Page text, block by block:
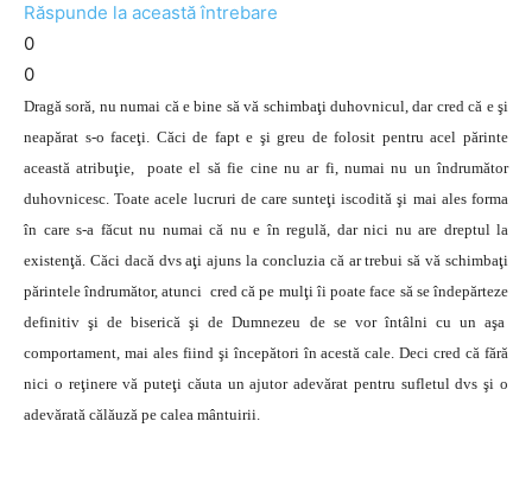
Răspunde la această întrebare
0
0
Dragă soră, nu numai că e bine să vă schimbaţi duhovnicul, dar cred că e şi
neapărat s-o faceţi. Căci de fapt e şi greu de folosit pentru acel părinte
această atribuţie, poate el să fie cine nu ar fi, numai nu un îndrumător
duhovnicesc. Toate acele lucruri de care sunteţi iscodită şi mai ales forma
în care s-a făcut nu numai că nu e în regulă, dar nici nu are dreptul la
existenţă. Căci dacă dvs aţi ajuns la concluzia că ar trebui să vă schimbaţi
părintele îndrumător, atunci cred că pe mulţi îi poate face să se îndepărteze
definitiv şi de biserică şi de Dumnezeu de se vor întâlni cu un aşa
comportament, mai ales fiind şi începători în acestă cale. Deci cred că fără
nici o reţinere vă puteţi căuta un ajutor adevărat pentru sufletul dvs şi o
adevărată călăuză pe calea mântuirii.